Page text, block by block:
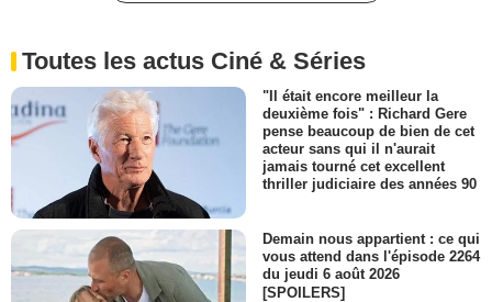
Toutes les actus Ciné & Séries
"Il était encore meilleur la
deuxième fois" : Richard Gere
pense beaucoup de bien de cet
acteur sans qui il n'aurait
jamais tourné cet excellent
thriller judiciaire des années 90
Demain nous appartient : ce qui
vous attend dans l'épisode 2264
du jeudi 6 août 2026
[SPOILERS]